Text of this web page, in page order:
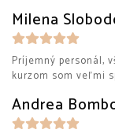
Milena
Príjemný personál,
kurzom som veľmi
Andrea